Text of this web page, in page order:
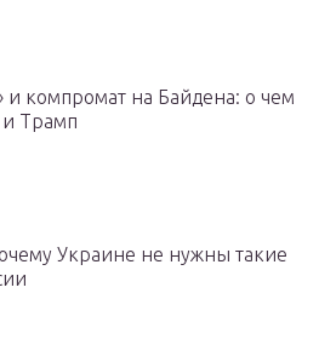
и компромат на Байдена: о чем
и Трамп
Украине не нужны такие